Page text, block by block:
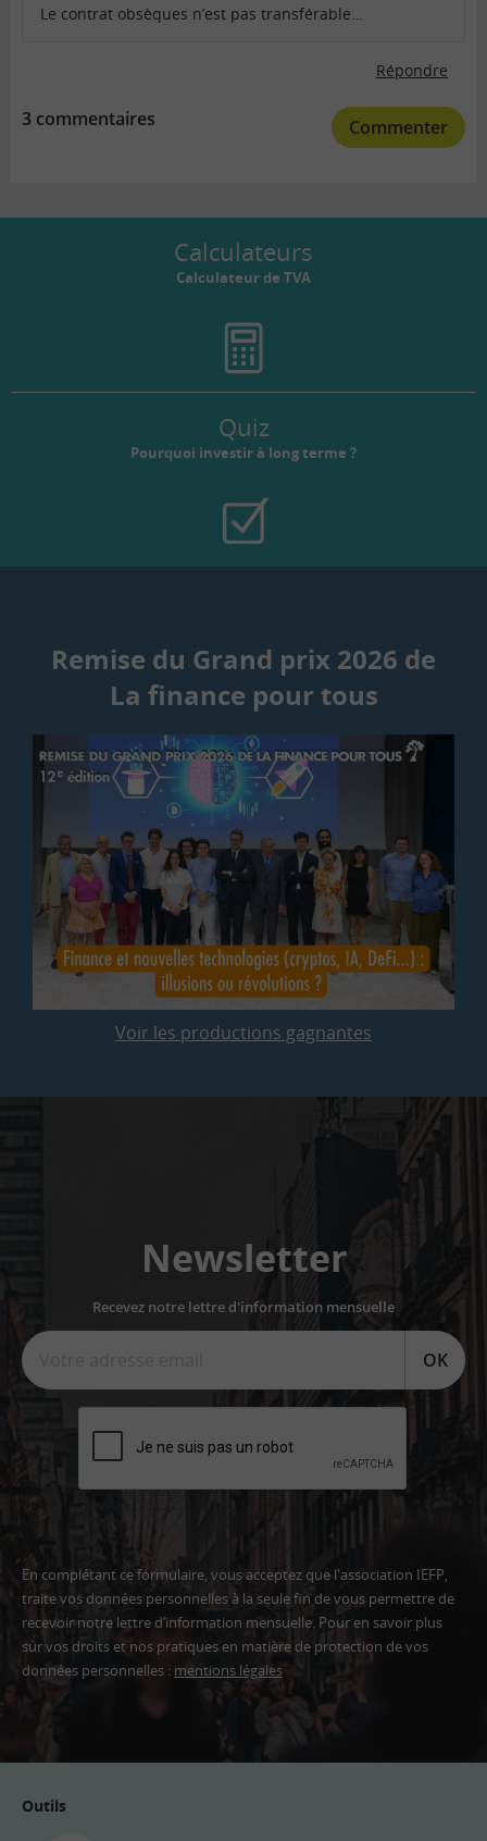
Le contrat obsèques n’est pas transférable…
Répondre
3 commentaires Commenter
Calculateurs
Calculateur de TVA
Quiz
Pourquoi investir à long terme ?
Remise du Grand prix 2026 de
La finance pour tous
Voir les productions gagnantes
Newsletter
Recevez notre lettre d'information mensuelle
OK
En complétant ce formulaire, vous acceptez que l'association IEFP,
traite vos données personnelles à la seule fin de vous permettre de
recevoir notre lettre d’information mensuelle. Pour en savoir plus
sur vos droits et nos pratiques en matière de protection de vos
données personnelles : mentions légales
Outils